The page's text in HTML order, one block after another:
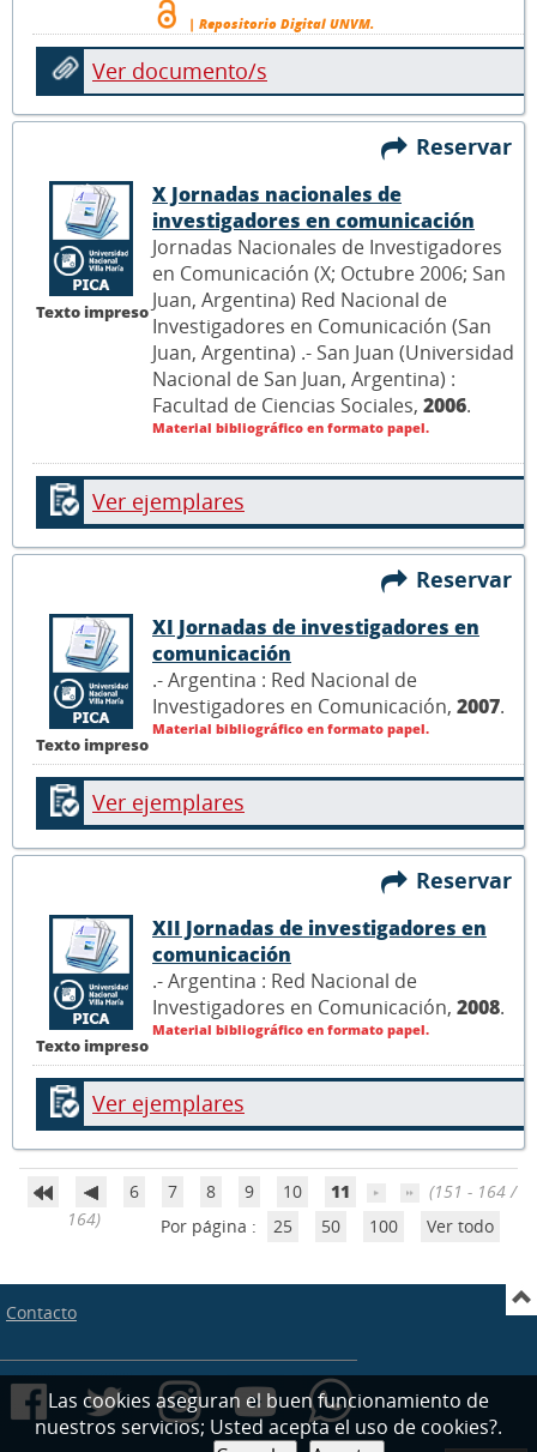
| Repositorio Digital UNVM.
Ver documento/s
Reservar
Texto impreso
X Jornadas nacionales de
investigadores en comunicación
Jornadas Nacionales de Investigadores
en Comunicación (X; Octubre 2006; San
Juan, Argentina) Red Nacional de
Investigadores en Comunicación (San
Juan, Argentina) .- San Juan (Universidad
Nacional de San Juan, Argentina) :
Facultad de Ciencias Sociales, 2006.
Material bibliográfico en formato papel.
Ver ejemplares
Reservar
Texto impreso
XI Jornadas de investigadores en
comunicación
.- Argentina : Red Nacional de
Investigadores en Comunicación, 2007.
Material bibliográfico en formato papel.
Ver ejemplares
Reservar
Texto impreso
XII Jornadas de investigadores en
comunicación
.- Argentina : Red Nacional de
Investigadores en Comunicación, 2008.
Material bibliográfico en formato papel.
Ver ejemplares
6 7 8 9 10 11
(151 - 164 /
164)
Por página : 25 50 100 Ver todo
Contacto
Las cookies aseguran el buen funcionamiento de
nuestros servicios; Usted acepta el uso de cookies?.